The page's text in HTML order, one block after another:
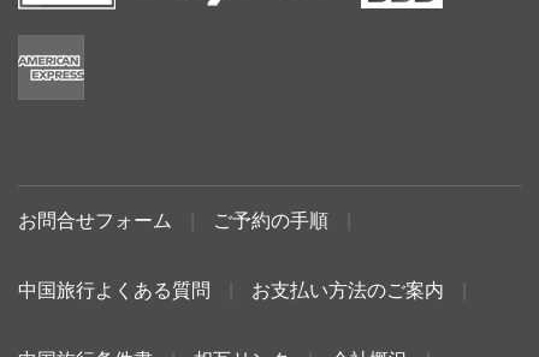
お問合せフォーム ご予約の手順
中国旅行よくある質問 お支払い方法のご案内